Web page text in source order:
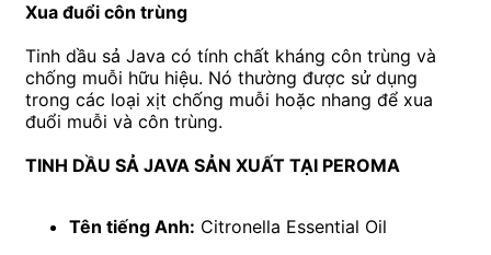
Xua đuổi côn trùng
Tinh dầu sả Java có tính chất kháng côn trùng và
chống muỗi hữu hiệu. Nó thường được sử dụng
trong các loại xịt chống muỗi hoặc nhang để xua
đuổi muỗi và côn trùng.
TINH DẦU SẢ JAVA SẢN XUẤT TẠI PEROMA
Tên tiếng Anh: Citronella Essential Oil